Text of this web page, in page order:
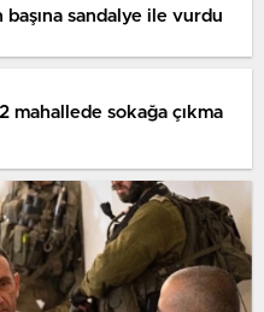
sandalye ile vurdu
mahallede sokağa çıkma